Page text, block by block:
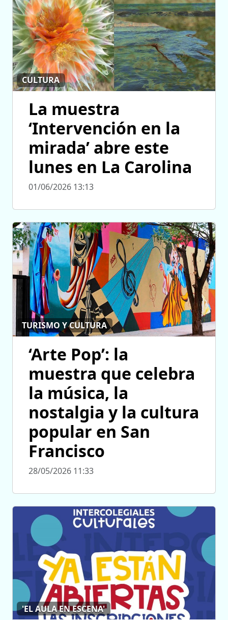
CULTURA
La muestra
‘Intervención en la
mirada’ abre este
lunes en La Carolina
01/06/2026 13:13
TURISMO Y CULTURA
‘Arte Pop’: la
muestra que celebra
la música, la
nostalgia y la cultura
popular en San
Francisco
28/05/2026 11:33
'EL AULA EN ESCENA'